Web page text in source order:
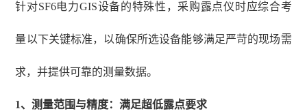
针对SF6电力GIS设备的特殊性，采购露点仪时应综合考
量以下关键标准，以确保所选设备能够满足严苛的现场需
求，并提供可靠的测量数据。
1、测量范围与精度：满足超低露点要求